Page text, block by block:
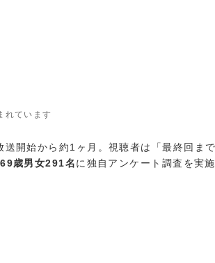
れています
送開始から約1ヶ月。視聴者は「最終回
歳男女291名に独自アンケート調査を実施